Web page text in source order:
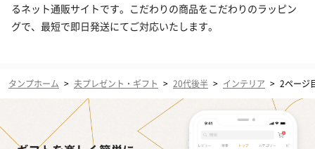
るネット通販サイトです。こだわりの商品をこだわりのラッピン
グで、最短で即日発送にてご対応いたします。
タンプホーム > 夫プレゼント・ギフト > 20代後半 > インテリア > 2ページ